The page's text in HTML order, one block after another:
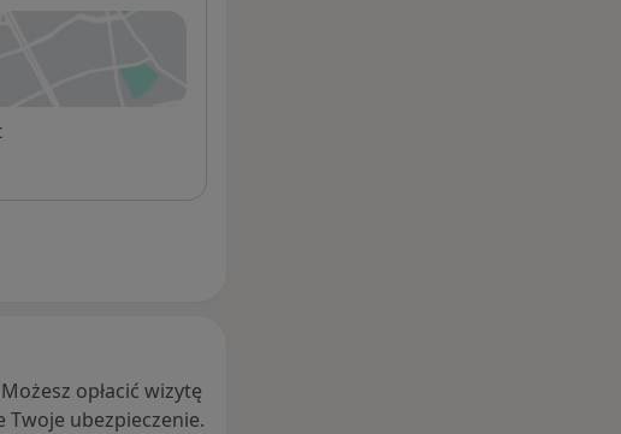
karcie
opłacić wizytę
ubezpieczenie.